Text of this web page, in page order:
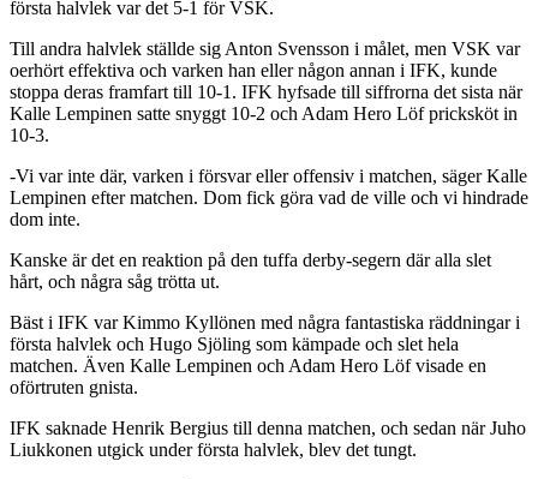
första halvlek var det 5-1 för VSK.
Till andra halvlek ställde sig Anton Svensson i målet, men VSK var
oerhört effektiva och varken han eller någon annan i IFK, kunde
stoppa deras framfart till 10-1. IFK hyfsade till siffrorna det sista när
Kalle Lempinen satte snyggt 10-2 och Adam Hero Löf pricksköt in
10-3.
-Vi var inte där, varken i försvar eller offensiv i matchen, säger Kalle
Lempinen efter matchen. Dom fick göra vad de ville och vi hindrade
dom inte.
Kanske är det en reaktion på den tuffa derby-segern där alla slet
hårt, och några såg trötta ut.
Bäst i IFK var Kimmo Kyllönen med några fantastiska räddningar i
första halvlek och Hugo Sjöling som kämpade och slet hela
matchen. Även Kalle Lempinen och Adam Hero Löf visade en
oförtruten gnista.
IFK saknade Henrik Bergius till denna matchen, och sedan när Juho
Liukkonen utgick under första halvlek, blev det tungt.